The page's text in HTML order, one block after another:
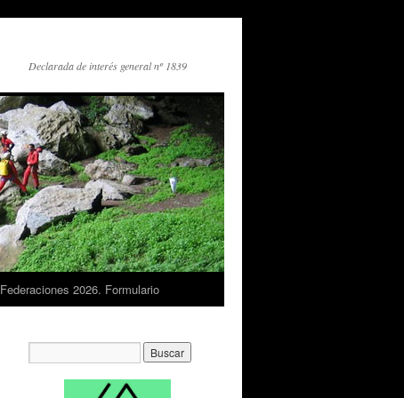
Declarada de interés general nº 1839
Federaciones 2026. Formulario